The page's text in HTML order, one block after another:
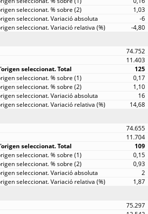
1,03
-6
-4,80
74.752
11.403
125
0,17
1,10
16
14,68
74.655
11.704
109
0,15
0,93
2
1,87
75.297